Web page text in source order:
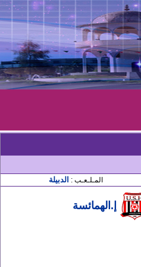
المـلـعـب : الدبيلة
إ.الهمائسة